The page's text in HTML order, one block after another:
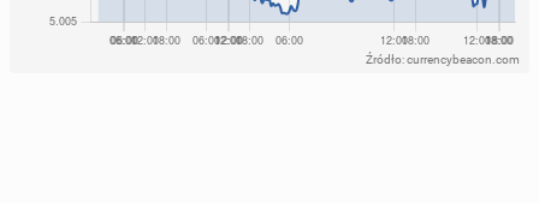
Źródło: currencybeacon.com